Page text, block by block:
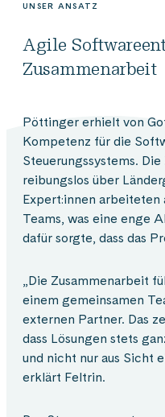
UNSER ANSATZ
Agile
Zusammenarbeit
Pöttinger erhielt von
Kompetenz für die
Steuerungssystems.
reibungslos über
Expert:innen arbeiteten
Teams, was eine enge
dafür sorgte, dass das
„Die Zusammenarbeit
einem gemeinsamen
externen Partner. Das
dass Lösungen stets
und nicht nur aus Sicht
erklärt Feltrin.